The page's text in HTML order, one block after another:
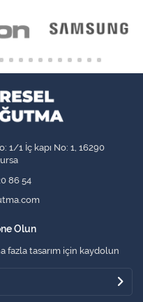
1/1 İç kapı No: 1, 16290
86 54
Olun
fazla tasarım için kaydolun